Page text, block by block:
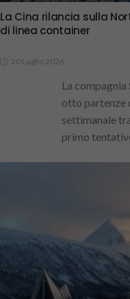
La Cina rilancia sulla
di linea container
20 Luglio 2026
La compagnia
otto partenze
settimanale
primo